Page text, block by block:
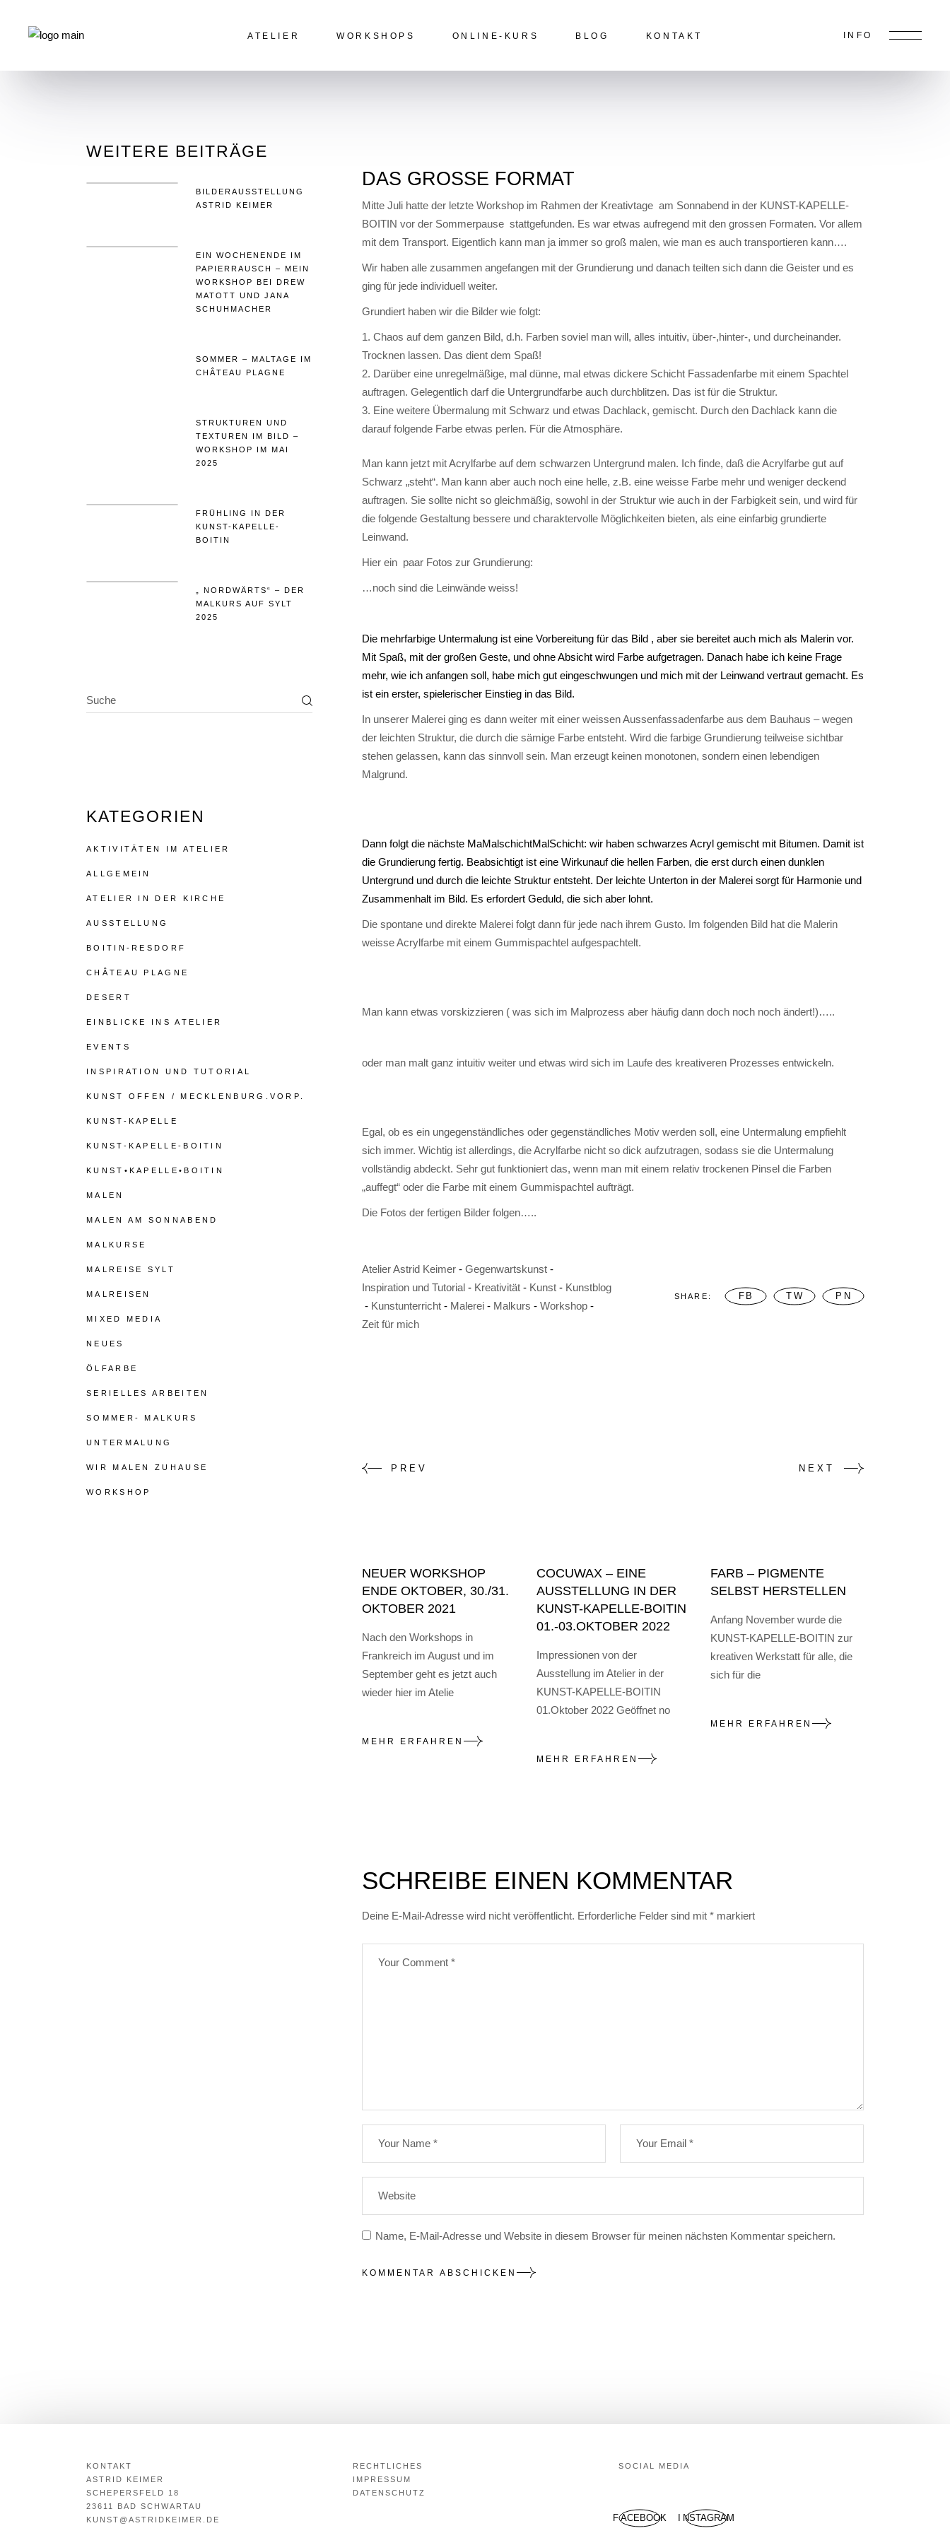
ATELIER
Kunst Kapelle Boitin
WORKSHOPS ONLINE-KURS BLOG KONTAKT INFO
INSPIRATION UND TUTORIAL DAS GROSSE FORMAT
DAS GROSSE FORMAT
Mitte Juli hatte der letzte Workshop im Rahmen der Kreativtage am Sonnabend in der KUNST-KAPELLE-
BOITIN vor der Sommerpause stattgefunden. Es war etwas aufregend mit den grossen Formaten. Vor allem
mit dem Transport. Eigentlich kann man ja immer so groß malen, wie man es auch transportieren kann….
Wir haben alle zusammen angefangen mit der Grundierung und danach teilten sich dann die Geister und es
ging für jede individuell weiter.
Grundiert haben wir die Bilder wie folgt:
Chaos auf dem ganzen Bild, d.h. Farben soviel man will, alles intuitiv, über-,hinter-, und durcheinander.
Trocknen lassen. Das dient dem Spaß!
Darüber eine unregelmäßige, mal dünne, mal etwas dickere Schicht Fassadenfarbe mit einem Spachtel
auftragen. Gelegentlich darf die Untergrundfarbe auch durchblitzen. Das ist für die Struktur.
Eine weitere Übermalung mit Schwarz und etwas Dachlack, gemischt. Durch den Dachlack kann die
darauf folgende Farbe etwas perlen. Für die Atmosphäre.
Man kann jetzt mit Acrylfarbe auf dem schwarzen Untergrund malen. Ich finde, daß die Acrylfarbe gut auf
Schwarz „steht“. Man kann aber auch noch eine helle, z.B. eine weisse Farbe mehr und weniger deckend
auftragen. Sie sollte nicht so gleichmäßig, sowohl in der Struktur wie auch in der Farbigkeit sein, und wird für
die folgende Gestaltung bessere und charaktervolle Möglichkeiten bieten, als eine einfarbig grundierte
Leinwand.
Hier ein paar Fotos zur Grundierung:
…noch sind die Leinwände weiss!
Die mehrfarbige Untermalung ist eine Vorbereitung für das Bild , aber sie bereitet auch mich als Malerin vor.
Mit Spaß, mit der großen Geste, und ohne Absicht wird Farbe aufgetragen. Danach habe ich keine Frage
mehr, wie ich anfangen soll, habe mich gut eingeschwungen und mich mit der Leinwand vertraut gemacht. Es
ist ein erster, spielerischer Einstieg in das Bild.
In unserer Malerei ging es dann weiter mit einer weissen Aussenfassadenfarbe aus dem Bauhaus – wegen
der leichten Struktur, die durch die sämige Farbe entsteht. Wird die farbige Grundierung teilweise sichtbar
stehen gelassen, kann das sinnvoll sein. Man erzeugt keinen monotonen, sondern einen lebendigen
Malgrund.
Dann folgt die nächste MaMalschichtMalSchicht: wir haben schwarzes Acryl gemischt mit Bitumen. Damit ist
die Grundierung fertig. Beabsichtigt ist eine Wirkunauf die hellen Farben, die erst durch einen dunklen
Untergrund und durch die leichte Struktur entsteht. Der leichte Unterton in der Malerei sorgt für Harmonie und
Zusammenhalt im Bild. Es erfordert Geduld, die sich aber lohnt.
Die spontane und direkte Malerei folgt dann für jede nach ihrem Gusto. Im folgenden Bild hat die Malerin
weisse Acrylfarbe mit einem Gummispachtel aufgespachtelt.
Man kann etwas vorskizzieren ( was sich im Malprozess aber häufig dann doch noch noch ändert!)…..
oder man malt ganz intuitiv weiter und etwas wird sich im Laufe des kreativeren Prozesses entwickeln.
Egal, ob es ein ungegenständliches oder gegenständliches Motiv werden soll, eine Untermalung empfiehlt
sich immer. Wichtig ist allerdings, die Acrylfarbe nicht so dick aufzutragen, sodass sie die Untermalung
vollständig abdeckt. Sehr gut funktioniert das, wenn man mit einem relativ trockenen Pinsel die Farben
„auffegt“ oder die Farbe mit einem Gummispachtel aufträgt.
Die Fotos der fertigen Bilder folgen…..
Atelier Astrid Keimer
Gegenwartskunst
Inspiration und Tutorial
Kreativität Kunst
Kunstblog
Kunstunterricht
Malerei Malkurs
Workshop
Zeit für mich
SHARE: FB TW PN
PREV NEXT
NEUER WORKSHOP
ENDE OKTOBER, 30./31.
OKTOBER 2021
Nach den Workshops in
Frankreich im August und im
September geht es jetzt auch
wieder hier im Atelie
MEHR ERFAHREN
COCUWAX – EINE
AUSSTELLUNG IN DER
KUNST-KAPELLE-BOITIN
01.-03.OKTOBER 2022
Impressionen von der
Ausstellung im Atelier in der
KUNST-KAPELLE-BOITIN
01.Oktober 2022 Geöffnet no
MEHR ERFAHREN
FARB – PIGMENTE
SELBST HERSTELLEN
Anfang November wurde die
KUNST-KAPELLE-BOITIN zur
kreativen Werkstatt für alle, die
sich für die
MEHR ERFAHREN
SCHREIBE EINEN KOMMENTAR
Deine E-Mail-Adresse wird nicht veröffentlicht. Erforderliche Felder sind mit * markiert
Name, E-Mail-Adresse und Website in diesem Browser für meinen nächsten Kommentar speichern.
KOMMENTAR ABSCHICKEN
WEITERE BEITRÄGE
BILDERAUSSTELLUNG
ASTRID KEIMER
EIN WOCHENENDE IM
PAPIERRAUSCH – MEIN
WORKSHOP BEI DREW
MATOTT UND JANA
SCHUHMACHER
SOMMER – MALTAGE IM
CHÂTEAU PLAGNE
STRUKTUREN UND
TEXTUREN IM BILD –
WORKSHOP IM MAI
2025
FRÜHLING IN DER
KUNST-KAPELLE-
BOITIN
„ NORDWÄRTS“ – DER
MALKURS AUF SYLT
2025
KATEGORIEN
AKTIVITÄTEN IM ATELIER
ALLGEMEIN
ATELIER IN DER KIRCHE
AUSSTELLUNG
BOITIN-RESDORF
CHÂTEAU PLAGNE
DESERT
EINBLICKE INS ATELIER
EVENTS
INSPIRATION UND TUTORIAL
KUNST OFFEN / MECKLENBURG.VORP.
KUNST-KAPELLE
KUNST-KAPELLE-BOITIN
KUNST•KAPELLE•BOITIN
MALEN
MALEN AM SONNABEND
MALKURSE
MALREISE SYLT
MALREISEN
MIXED MEDIA
NEUES
ÖLFARBE
SERIELLES ARBEITEN
SOMMER- MALKURS
UNTERMALUNG
WIR MALEN ZUHAUSE
WORKSHOP
KONTAKT
ASTRID KEIMER
SCHEPERSFELD 18
23611 BAD SCHWARTAU
KUNST@ASTRIDKEIMER.DE
RECHTLICHES
IMPRESSUM
DATENSCHUTZ
SOCIAL MEDIA
FACEBOOK INSTAGRAM